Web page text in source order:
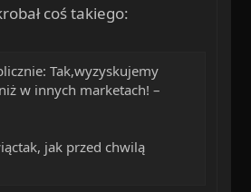
coś takiego:
Tak,wyzyskujemy
w innych marketach! –
jak przed chwilą